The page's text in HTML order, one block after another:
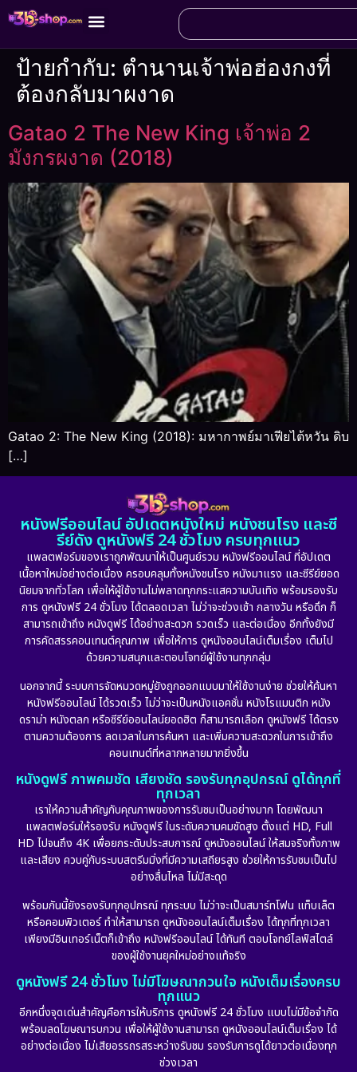
ป้ายกำกับ: ตำนานเจ้าพ่อฮ่องกงที่
ต้องกลับมาผงาด
Gatao 2 The New King เจ้าพ่อ 2
มังกรผงาด (2018)
Gatao 2: The New King (2018): มหากาพย์มาเฟียไต้หวัน ดิบ
[…]
หนังฟรีออนไลน์ อัปเดตหนังใหม่ หนังชนโรง และซี
รีย์ดัง ดูหนังฟรี 24 ชั่วโมง ครบทุกแนว
แพลตฟอร์มของเราถูกพัฒนาให้เป็นศูนย์รวม หนังฟรีออนไลน์ ที่อัปเดต
เนื้อหาใหม่อย่างต่อเนื่อง ครอบคลุมทั้งหนังชนโรง หนังมาแรง และซีรีย์ยอด
นิยมจากทั่วโลก เพื่อให้ผู้ใช้งานไม่พลาดทุกกระแสความบันเทิง พร้อมรองรับ
การ ดูหนังฟรี 24 ชั่วโมง ได้ตลอดเวลา ไม่ว่าจะช่วงเช้า กลางวัน หรือดึก ก็
สามารถเข้าถึง หนังดูฟรี ได้อย่างสะดวก รวดเร็ว และต่อเนื่อง อีกทั้งยังมี
การคัดสรรคอนเทนต์คุณภาพ เพื่อให้การ ดูหนังออนไลน์เต็มเรื่อง เต็มไป
ด้วยความสนุกและตอบโจทย์ผู้ใช้งานทุกกลุ่ม
นอกจากนี้ ระบบการจัดหมวดหมู่ยังถูกออกแบบมาให้ใช้งานง่าย ช่วยให้ค้นหา
หนังฟรีออนไลน์ ได้รวดเร็ว ไม่ว่าจะเป็นหนังแอคชั่น หนังโรแมนติก หนัง
ดราม่า หนังตลก หรือซีรีย์ออนไลน์ยอดฮิต ก็สามารถเลือก ดูหนังฟรี ได้ตรง
ตามความต้องการ ลดเวลาในการค้นหา และเพิ่มความสะดวกในการเข้าถึง
คอนเทนต์ที่หลากหลายมากยิ่งขึ้น
หนังดูฟรี ภาพคมชัด เสียงชัด รองรับทุกอุปกรณ์ ดูได้ทุกที่
ทุกเวลา
เราให้ความสำคัญกับคุณภาพของการรับชมเป็นอย่างมาก โดยพัฒนา
แพลตฟอร์มให้รองรับ หนังดูฟรี ในระดับความคมชัดสูง ตั้งแต่ HD, Full
HD ไปจนถึง 4K เพื่อยกระดับประสบการณ์ ดูหนังออนไลน์ ให้สมจริงทั้งภาพ
และเสียง ควบคู่กับระบบสตรีมมิ่งที่มีความเสถียรสูง ช่วยให้การรับชมเป็นไป
อย่างลื่นไหล ไม่มีสะดุด
พร้อมกันนี้ยังรองรับทุกอุปกรณ์ ทุกระบบ ไม่ว่าจะเป็นสมาร์ทโฟน แท็บเล็ต
หรือคอมพิวเตอร์ ทำให้สามารถ ดูหนังออนไลน์เต็มเรื่อง ได้ทุกที่ทุกเวลา
เพียงมีอินเทอร์เน็ตก็เข้าถึง หนังฟรีออนไลน์ ได้ทันที ตอบโจทย์ไลฟ์สไตล์
ของผู้ใช้งานยุคใหม่อย่างแท้จริง
ดูหนังฟรี 24 ชั่วโมง ไม่มีโฆษณากวนใจ หนังเต็มเรื่องครบ
ทุกแนว
อีกหนึ่งจุดเด่นสำคัญคือการให้บริการ ดูหนังฟรี 24 ชั่วโมง แบบไม่มีข้อจำกัด
พร้อมลดโฆษณารบกวน เพื่อให้ผู้ใช้งานสามารถ ดูหนังออนไลน์เต็มเรื่อง ได้
อย่างต่อเนื่อง ไม่เสียอรรถรสระหว่างรับชม รองรับการดูได้ยาวต่อเนื่องทุก
ช่วงเวลา